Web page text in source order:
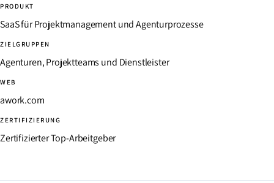
PRODUKT
SaaS für Projektmanagement und Agenturprozesse
ZIELGRUPPEN
Agenturen, Projektteams und Dienstleister
WEB
awork.com
ZERTIFIZIERUNG
Zertifizierter Top-Arbeitgeber